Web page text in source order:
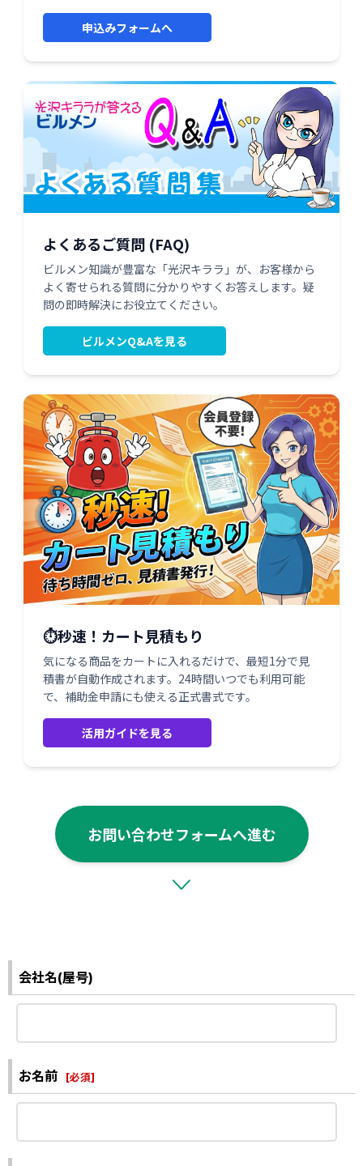
申込みフォームへ
よくあるご質問 (FAQ)
ビルメン知識が豊富な「光沢キララ」が、お客様から
よく寄せられる質問に分かりやすくお答えします。疑
問の即時解決にお役立てください。
ビルメンQ&Aを見る
⏱️秒速！カート見積もり
気になる商品をカートに入れるだけで、最短1分で見
積書が自動作成されます。24時間いつでも利用可能
で、補助金申請にも使える正式書式です。
活用ガイドを見る
お問い合わせフォームへ進む
会社名(屋号)
お名前 [必須]